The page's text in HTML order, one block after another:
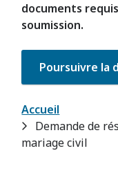
documents
soumission.
Fil
d'Ariane
Accueil
Demande de
mariage civil